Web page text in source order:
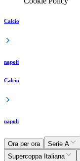
Calcio
napoli
Calcio
napoli
Ora per ora Serie A
Supercoppa Italiana